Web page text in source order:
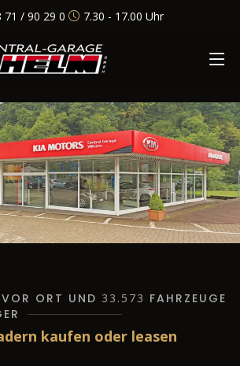
71 / 90 29 0 7.30 - 17.00 Uhr
ORT UND 33.573 FAHRZEUGE
kaufen oder leasen